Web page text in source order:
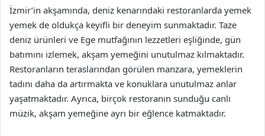
İzmir’in akşamında, deniz kenarındaki restoranlarda yemek
yemek de oldukça keyifli bir deneyim sunmaktadır. Taze
deniz ürünleri ve Ege mutfağının lezzetleri eşliğinde, gün
batımını izlemek, akşam yemeğini unutulmaz kılmaktadır.
Restoranların teraslarından görülen manzara, yemeklerin
tadını daha da artırmakta ve konuklara unutulmaz anlar
yaşatmaktadır. Ayrıca, birçok restoranın sunduğu canlı
müzik, akşam yemeğine ayrı bir eğlence katmaktadır.